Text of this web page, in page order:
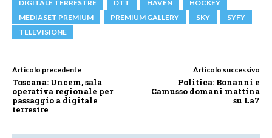
DIGITALE TERRESTRE DTT HAVEN
HOCKEY
MEDIASET PREMIUM
PREMIUM GALLERY SKY
SYFY
TELEVISIONE
Articolo precedente
Toscana: Uncem, sala
operativa regionale per
passaggio a digitale
terrestre
Articolo successivo
Politica: Bonanni e
Camusso domani mattina
su La7